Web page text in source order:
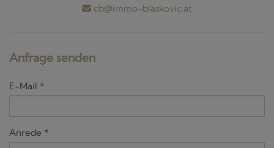
cb@immo-blaskovic.at
Anfrage senden
E-Mail
Anrede